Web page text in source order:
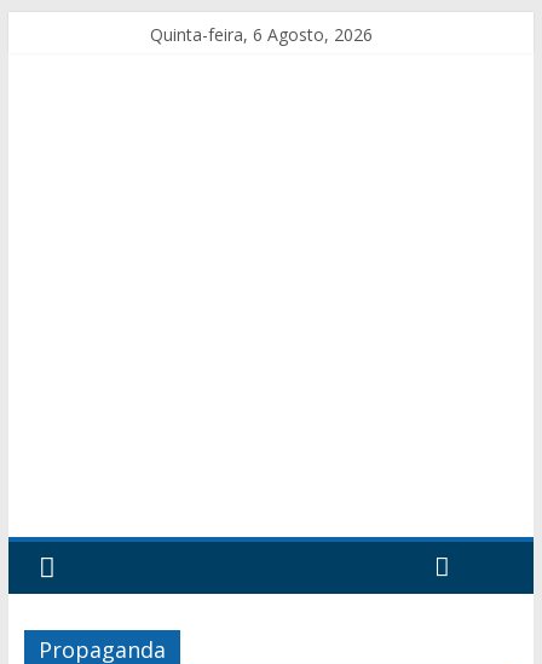
Quinta-feira, 6 Agosto, 2026
Propaganda